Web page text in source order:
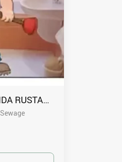
RUSTAVSHI - 591004680